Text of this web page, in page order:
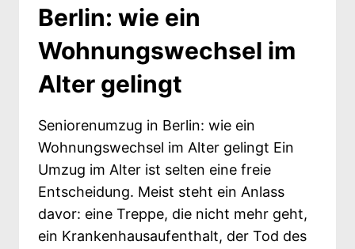
Berlin: wie ein
Wohnungswechsel im
Alter gelingt
Seniorenumzug in Berlin: wie ein
Wohnungswechsel im Alter gelingt Ein
Umzug im Alter ist selten eine freie
Entscheidung. Meist steht ein Anlass
davor: eine Treppe, die nicht mehr geht,
ein Krankenhausaufenthalt, der Tod des